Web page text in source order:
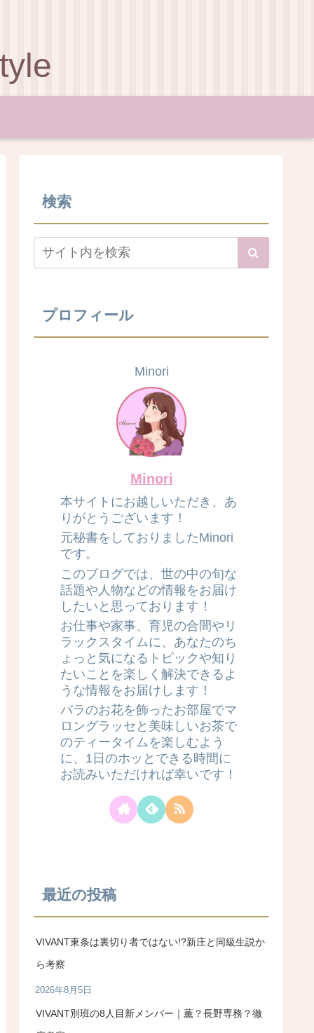
検索
プロフィール
Minori
Minori
本サイトにお越しいただき、あ
りがとうございます！
元秘書をしておりましたMinori
です。
このブログでは、世の中の旬な
話題や人物などの情報をお届け
したいと思っております！
お仕事や家事、育児の合間やリ
ラックスタイムに、あなたのち
ょっと気になるトピックや知り
たいことを楽しく解決できるよ
うな情報をお届けします！
バラのお花を飾ったお部屋でマ
ロングラッセと美味しいお茶で
のティータイムを楽しむよう
に、1日のホッとできる時間に
お読みいただければ幸いです！
最近の投稿
VIVANT東条は裏切り者ではない!?新庄と同級生説か
ら考察
2026年8月5日
VIVANT別班の8人目新メンバー｜薫？長野専務？徹